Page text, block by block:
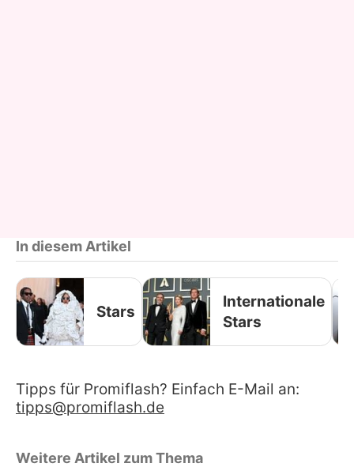
In diesem Artikel
Stars
Internationale
Stars
Tipps für Promiflash? Einfach E-Mail an:
tipps@promiflash.de
Weitere Artikel zum Thema